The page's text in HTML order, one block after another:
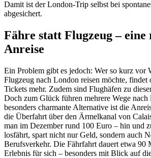
Damit ist der London-Trip selbst bei
abgesichert.
Fähre statt Flugzeug – eine
Anreise
Ein Problem gibt es jedoch: Wer so kurz vor
Flugzeug nach London reisen möchte, findet
Tickets mehr. Zudem sind Flughäfen zu
Doch zum Glück führen mehrere Wege
besonders charmante Alternative ist die
die Überfahrt über den Ärmelkanal von
man im Dezember rund 100 Euro – hin und
losfährt, spart nicht nur Geld, sondern auch
Berufsverkehr. Die Fährfahrt dauert etwa 90
Erlebnis für sich – besonders mit Blick auf